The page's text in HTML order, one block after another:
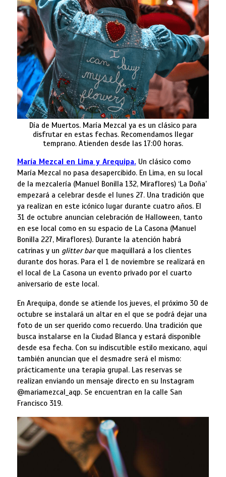
Día de Muertos. María Mezcal ya es un clásico para
disfrutar en estas fechas. Recomendamos llegar
temprano. Atienden desde las 17:00 horas.
María Mezcal en Lima y Arequipa. Un clásico como
María Mezcal no pasa desapercibido. En Lima, en su local
de la mezcalería (Manuel Bonilla 132, Miraflores) ‘La Doña’
empezará a celebrar desde el lunes 27. Una tradición que
ya realizan en este icónico lugar durante cuatro años. El
31 de octubre anuncian celebración de Halloween, tanto
en ese local como en su espacio de La Casona (Manuel
Bonilla 227, Miraflores). Durante la atención habrá
catrinas y un glitter barque maquillará a los clientes
durante dos horas. Para el 1 de noviembre se realizará en
el local de La Casona un evento privado por el cuarto
aniversario de este local.
En Arequipa, donde se atiende los jueves, el próximo 30 de
octubre se instalará un altar en el que se podrá dejar una
foto de un ser querido como recuerdo. Una tradición que
busca instalarse en la Ciudad Blanca y estará disponible
desde esa fecha. Con su indiscutible estilo mexicano, aquí
también anuncian que el desmadre será el mismo:
prácticamente una terapia grupal. Las reservas se
realizan enviando un mensaje directo en su Instagram
@mariamezcal_aqp. Se encuentran en la calle San
Francisco 319.